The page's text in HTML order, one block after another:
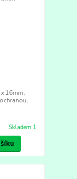
16mm,
Skladem 1